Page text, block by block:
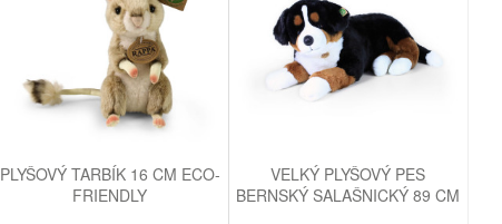
PLYŠOVÝ TARBÍK 16 CM ECO-
FRIENDLY
VELKÝ PLYŠOVÝ PES
BERNSKÝ SALAŠNICKÝ 89 CM